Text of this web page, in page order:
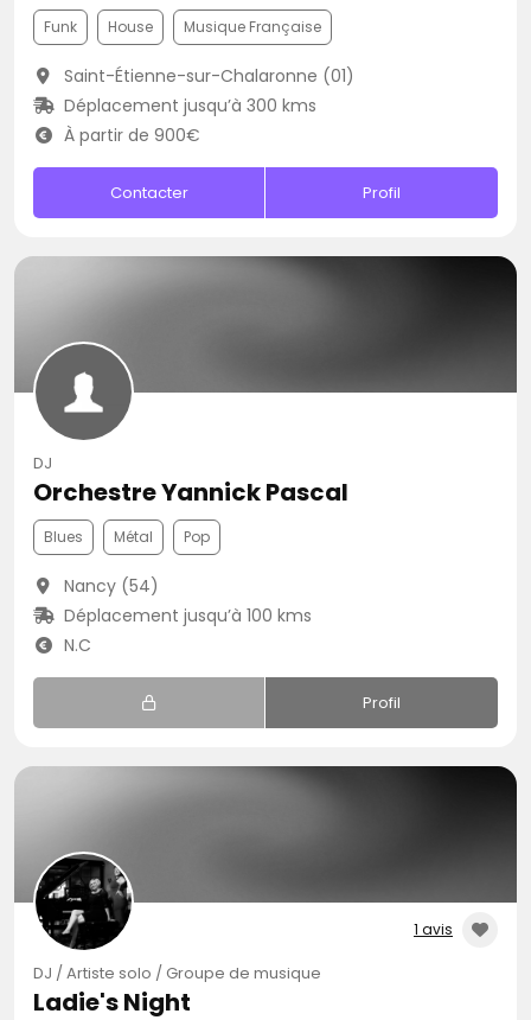
Funk House Musique Française
Saint-Étienne-sur-Chalaronne (01)
Déplacement jusqu’à 300 kms
À partir de 900€
Contacter Profil
DJ
Orchestre Yannick Pascal
Blues Métal Pop
Nancy (54)
Déplacement jusqu’à 100 kms
N.C
Profil
1 avis
DJ / Artiste solo / Groupe de musique
Ladie's Night